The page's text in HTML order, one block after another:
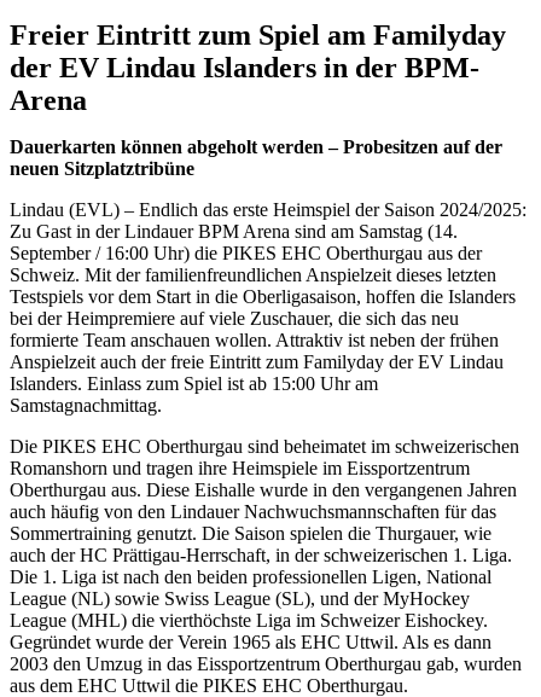
Freier Eintritt zum Spiel am Familyday
der EV Lindau Islanders in der BPM-
Arena
Dauerkarten können abgeholt werden – Probesitzen auf der
neuen Sitzplatztribüne
Lindau (EVL) – Endlich das erste Heimspiel der Saison 2024/2025:
Zu Gast in der Lindauer BPM Arena sind am Samstag (14.
September / 16:00 Uhr) die PIKES EHC Oberthurgau aus der
Schweiz. Mit der familienfreundlichen Anspielzeit dieses letzten
Testspiels vor dem Start in die Oberligasaison, hoffen die Islanders
bei der Heimpremiere auf viele Zuschauer, die sich das neu
formierte Team anschauen wollen. Attraktiv ist neben der frühen
Anspielzeit auch der freie Eintritt zum Familyday der EV Lindau
Islanders. Einlass zum Spiel ist ab 15:00 Uhr am
Samstagnachmittag.
Die PIKES EHC Oberthurgau sind beheimatet im schweizerischen
Romanshorn und tragen ihre Heimspiele im Eissportzentrum
Oberthurgau aus. Diese Eishalle wurde in den vergangenen Jahren
auch häufig von den Lindauer Nachwuchsmannschaften für das
Sommertraining genutzt. Die Saison spielen die Thurgauer, wie
auch der HC Prättigau-Herrschaft, in der schweizerischen 1. Liga.
Die 1. Liga ist nach den beiden professionellen Ligen, National
League (NL) sowie Swiss League (SL), und der MyHockey
League (MHL) die vierthöchste Liga im Schweizer Eishockey.
Gegründet wurde der Verein 1965 als EHC Uttwil. Als es dann
2003 den Umzug in das Eissportzentrum Oberthurgau gab, wurden
aus dem EHC Uttwil die PIKES EHC Oberthurgau.